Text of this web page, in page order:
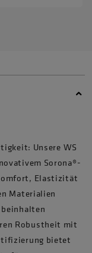
Unsere WS
Sorona®-
Elastizität
Materialien
Robustheit mit
bietet